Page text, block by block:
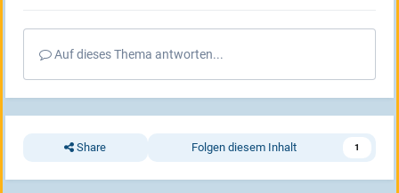
Auf dieses Thema antworten...
Share Folgen diesem Inhalt 1